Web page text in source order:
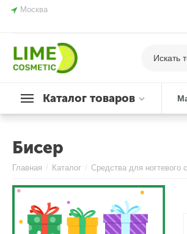
Москва
Каталог товаров
Бисер
Главная / Каталог / Средства для ногтевого